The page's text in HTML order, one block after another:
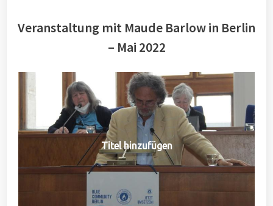
Veranstaltung mit Maude Barlow in Berlin
– Mai 2022
Titel hinzufügen